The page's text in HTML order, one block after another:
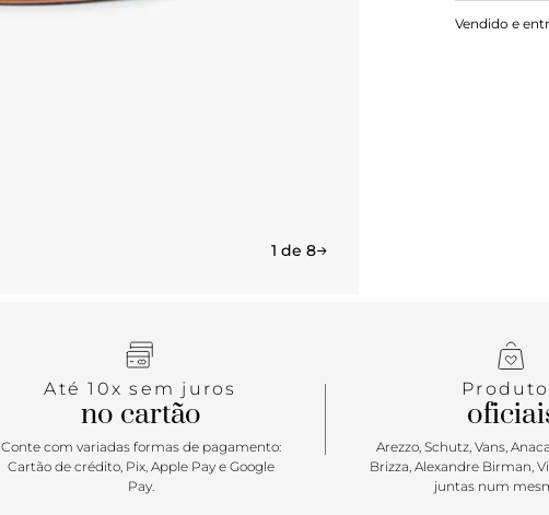
1 de 8
O scarpin
bico fino e
Vendido e
Até 10x sem juros
no cartão
Conte com variadas formas de pagamento:
Cartão de crédito, Pix, Apple Pay e Google
Pay.
Arezzo, Schutz, Vans,
Brizza, Alexandre Birman,
juntas num